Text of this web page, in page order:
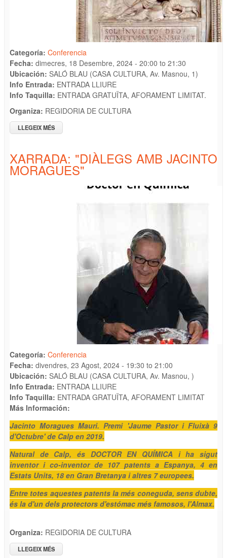
Categoría: Conferencia
Fecha: dimecres, 18 Desembre, 2024 - 20:00 to 21:30
Ubicación: SALÓ BLAU (CASA CULTURA, Av. Masnou, 1)
Info Entrada: ENTRADA LLIURE
Info Taquilla: ENTRADA GRATUÏTA, AFORAMENT LIMITAT.
Organiza: REGIDORIA DE CULTURA
LLEGEIX MÉS
COSMICO-MITOLÓGICA DE LA NAVIDAD CRISTIANA" A
XARRADA: "DIÀLEGS AMB JACINTO
MORAGUES"
Categoría: Conferencia
Fecha: divendres, 23 Agost, 2024 - 19:30 to 21:00
Ubicación: SALÓ BLAU (CASA CULTURA, Av. Masnou, )
Info Entrada: ENTRADA LLIURE
Info Taquilla: ENTRADA GRATUÏTA, AFORAMENT LIMITAT
Más Información:
Jacinto Moragues Mauri. Premi 'Jaume Pastor i Fluixà 9
d'Octubre' de Calp en 2019.
Natural de Calp, és DOCTOR EN QUÍMICA i ha sigut
inventor i co-inventor de 107 patents a Espanya, 4 en
Estats Units, 18 en Gran Bretanya i altres 7 europees.
Entre totes aquestes patents la més coneguda, sens dubte,
és la d'un dels protectors d'estómac més famosos, l'Almax.
Organiza: REGIDORIA DE CULTURA
LLEGEIX MÉS